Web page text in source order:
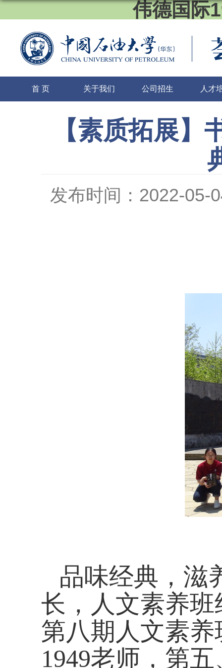
伟德国际
首 页 关于我们 公司招生 人才
【素质拓展】
发布时间：2022-05-
品味经典，滋
长，人文素养
第八期人文素
1949老师， 第五